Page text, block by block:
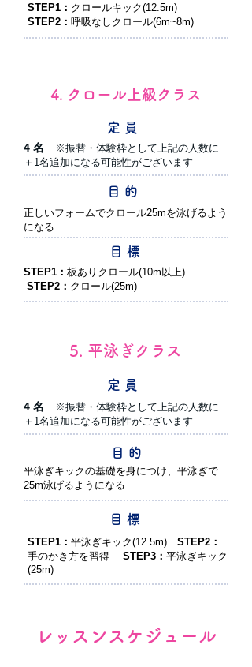
STEP1： クロールキック(12.5m)
STEP2： 呼吸なしクロール(6m~8m)
4. クロール上級クラス
定 員
4 名
※振替・体験枠として上記の人数に
＋1名追加になる可能性がございます
目 的
正しいフォームでクロール25mを泳げるよう
になる
目 標
STEP1： 板ありクロール(10m以上)
STEP2： クロール(25m)
5. 平泳ぎクラス
定 員
4 名
※振替・体験枠として上記の人数に
＋1名追加になる可能性がございます
目 的
​平泳ぎキックの基礎を身につけ、平泳ぎで
25m泳げるようになる
目 標
STEP1： 平泳ぎキック(12.5m) STEP2：
手のかき方を習得
STEP3： 平泳ぎキック
(25m)
レッスン スケジュール